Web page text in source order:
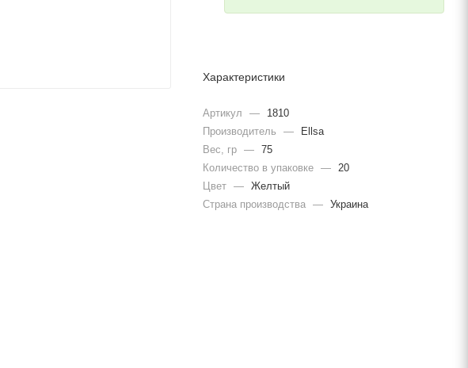
Характеристики
Артикул —
1810
Производитель
—
Ellsa
Вес, гр — 75
Количество в упаковке —
20
Цвет — Желтый
Страна производства — Украина